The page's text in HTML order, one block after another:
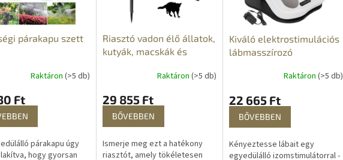
párakapu szett
Raktáron (>5 db)
Ft
párakapu úgy
hogy gyorsan
Riasztó vadon élő állatok,
kutyák, macskák és
Raktáron (>5 db)
29 855 Ft
BŐVEBBEN
Ismerje meg ezt a hatékony
riasztót, amely tökéletesen
Kiváló elektrostimulációs
lábmasszírozó
Raktáron(>5 db)
22 665 Ft
BŐVEBBEN
Kényeztesse lábait egy
egyedülálló izomstimulátorral -